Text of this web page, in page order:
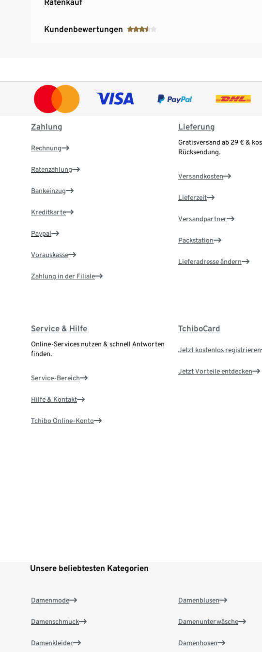
Kundenbewertungen
Zahlung
Rechnung
Ratenzahlung
Bankeinzug
Kreditkarte
Paypal
Vorauskasse
Zahlung in der Filiale
Lieferung
Gratisversand ab 29 € &
Rücksendung.
Versandkosten
Lieferzeit
Versandpartner
Packstation
Lieferadresse ändern
Service & Hilfe
Online-Services nutzen & schnell Antworten
finden.
Service-Bereich
Hilfe & Kontakt
Tchibo Online-Konto
TchiboCard
Jetzt kostenlos registrieren
Jetzt Vorteile entdecken
Unsere beliebtesten Kategorien
Damenmode
Damenschmuck
Damenkleider
Damenblusen
Damenunterwäsche
Damenhosen